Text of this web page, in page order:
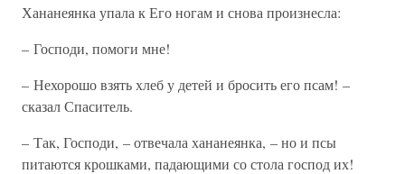
Хананеянка упала к Его ногам и снова произнесла:
– Господи, помоги мне!
– Нехорошо взять хлеб у детей и бросить его псам! –
сказал Спаситель.
– Так, Господи, – отвечала хананеянка, – но и псы
питаются крошками, падающими со стола господ их!